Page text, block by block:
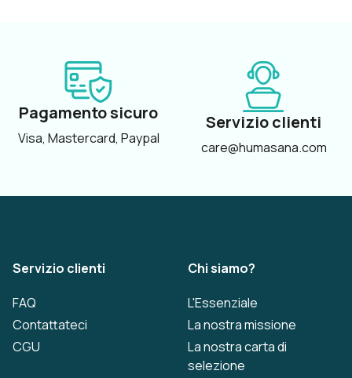
Pagamento sicuro
Visa, Mastercard, Paypal
Servizio clienti
care@humasana.com
Servizio clienti
FAQ
Contattateci
CGU
Chi siamo?
L'Essenziale
La nostra missione
La nostra carta di
selezione